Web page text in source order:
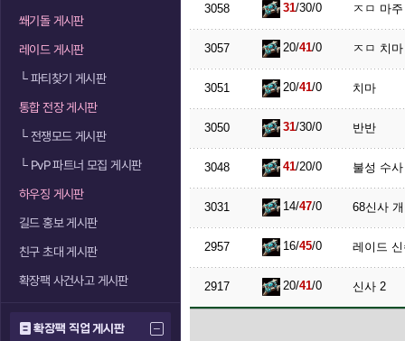
쐐기돌 게시판
레이드 게시판
└파티찾기 게시판
통합 전장 게시판
└전쟁모드 게시판
└PvP 파트너 모집 게시판
하우징 게시판
길드 홍보 게시판
친구 초대 게시판
확장팩 사건사고 게시판
확장팩 직업 게시판
3058 31/30/0 ㅈㅁ 마주
3057 20/41/0 ㅈㅁ 치마
3051 20/41/0 치마
3050 31/30/0 반반
3048 41/20/0 불성 수사
3031 14/47/0 68신사
2957 16/45/0 레이드
2917 20/41/0 신사 2